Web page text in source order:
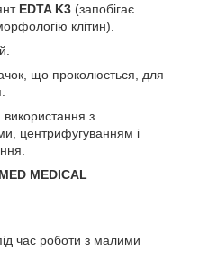
EDTA K3 (запобігає
клітин).
що проколюється, для
використання з
центрифугуванням і
MEDICAL
час роботи з малими